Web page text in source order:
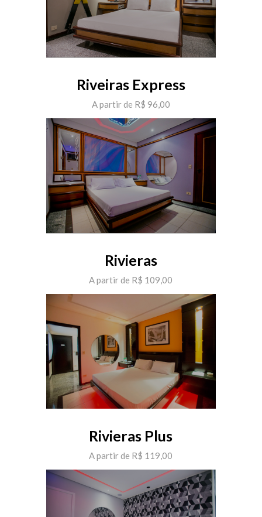
Riveiras Express
A partir de R$ 96,00
Rivieras
A partir de R$ 109,00
Rivieras Plus
A partir de R$ 119,00